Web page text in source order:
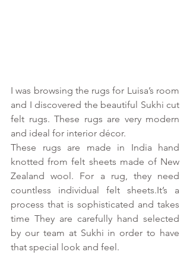
I was browsing the rugs for Luisa’s room
and I discovered the beautiful Sukhi cut
felt rugs. These rugs are very modern
and ideal for interior décor.
These rugs are made in India hand
knotted from felt sheets made of New
Zealand wool. For a rug, they need
countless individual felt sheets.It’s a
process that is sophisticated and takes
time They are carefully hand selected
by our team at Sukhi in order to have
that special look and feel.